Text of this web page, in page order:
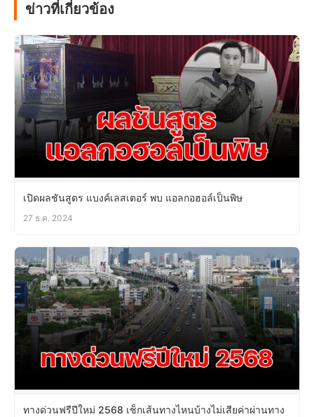
ข่าวที่เกี่ยวข้อง
เปิดผลชันสูตร แบงค์เลสเตอร์ พบ แอลกอฮอล์เป็นพิษ
27 ธ.ค. 2024
ทางด่วนฟรีปีใหม่ 2568 เช็กเส้นทางไหนบ้างไม่เสียค่าผ่านทาง